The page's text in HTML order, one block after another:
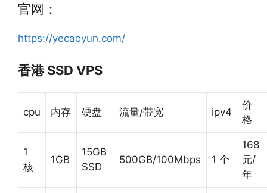
官网：
https://yecaoyun.com/
香港 SSD VPS
cpu 内存 硬盘 流量/带宽 ipv4
价
格
1
核
1GB
15GB
SSD
500GB/100Mbps 1 个
168
元/
年